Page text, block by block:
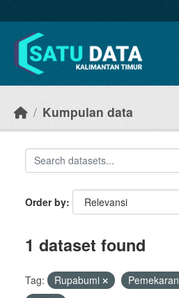
Kumpulan data
Order by
1 dataset found
Tag: Rupabumi Pemekaran